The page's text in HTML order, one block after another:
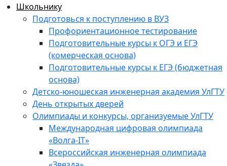
Школьнику
Подготовься к поступлению в ВУЗ
Профориентационное тестирование
Подготовительные курсы к ОГЭ и ЕГЭ
(комерческая основа)
Подготовительные курсы к ЕГЭ (бюджетная
основа)
Детско-юношеская инженерная академия УлГТУ
День открытых дверей
Олимпиады и конкурсы, организуемые УлГТУ
Международная цифровая олимпиада
«Волга-IT»
Всероссийская инженерная олимпиада